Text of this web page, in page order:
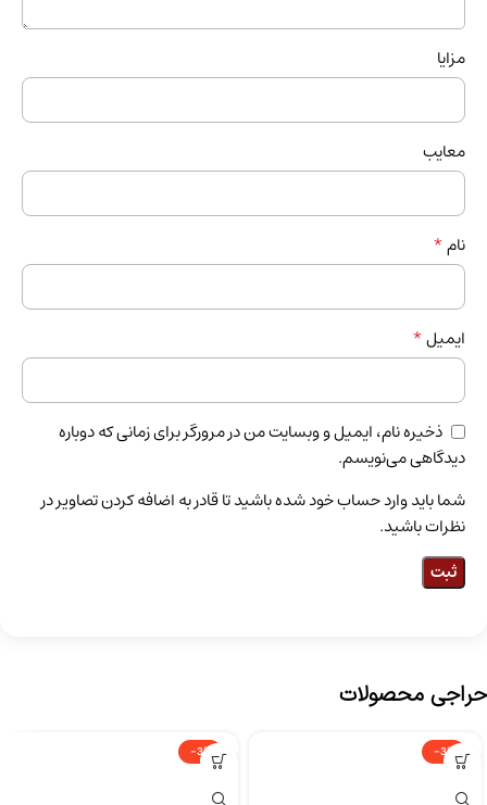
مزایا
معایب
نام*
ایمیل*
ذخیره نام، ایمیل و وبسایت من در مرورگر برای زمانی که دوباره
دیدگاهی می‌نویسم.
شما باید وارد حساب خود شده باشید تا قادر به اضافه کردن تصاویر در
نظرات باشید.
حراجی محصولات
-3%
-3%